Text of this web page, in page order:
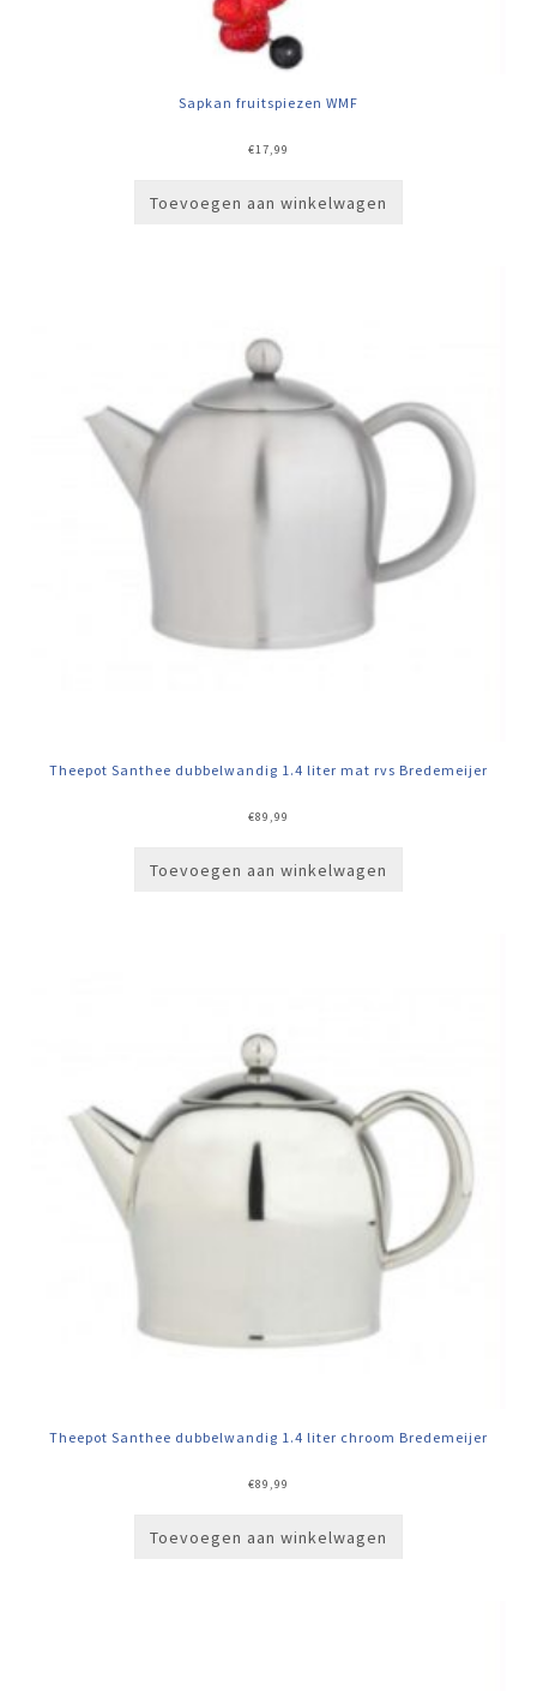
Sapkan fruitspiezen WMF
€17,99
Toevoegen aan winkelwagen
Theepot Santhee dubbelwandig 1.4 liter mat rvs Bredemeijer
€89,99
Toevoegen aan winkelwagen
Theepot Santhee dubbelwandig 1.4 liter chroom Bredemeijer
€89,99
Toevoegen aan winkelwagen